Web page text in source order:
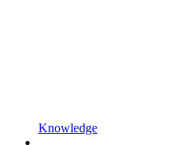
Knowledge